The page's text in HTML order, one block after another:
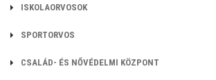
ISKOLAORVOSOK
SPORTORVOS
CSALÁD- ÉS NŐVÉDELMI KÖZPONT